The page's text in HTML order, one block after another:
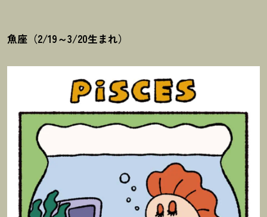
魚座（2/19～3/20生まれ）